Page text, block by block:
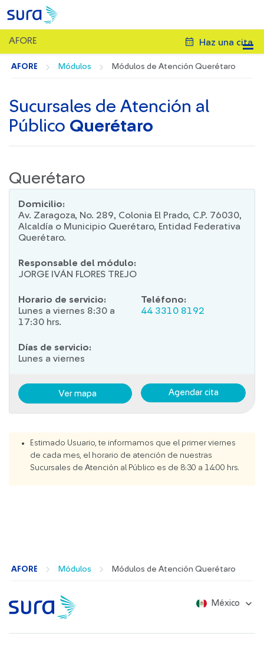
AFORE Haz una cita
AFORE Módulos Módulos de Atención Querétaro
Sucursales de Atención al
Público Querétaro
Querétaro
Domicilio:
Av. Zaragoza, No. 289, Colonia El Prado, C.P. 76030,
Alcaldía o Municipio Querétaro, Entidad Federativa
Querétaro.
Responsable del módulo:
JORGE IVÁN FLORES TREJO
Horario de servicio:
Lunes a viernes 8:30 a
17:30 hrs.
Teléfono:
44 3310 8192
Días de servicio:
Lunes a viernes
Ver mapa Agendar cita
Estimado Usuario, te informamos que el primer viernes
de cada mes, el horario de atención de nuestras
Sucursales de Atención al Público es de 8:30 a 14:00 hrs.
AFORE Módulos Módulos de Atención Querétaro
México